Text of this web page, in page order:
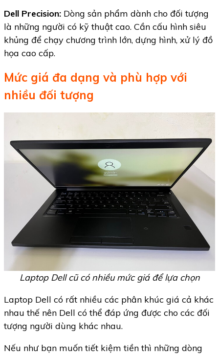
Dell Precision: Dòng sản phẩm dành cho đối tượng
là những người có kỹ thuật cao. Cần cấu hình siêu
khủng để chạy chương trình lớn, dựng hình, xử lý đồ
họa cao cấp.
Mức giá đa dạng và phù hợp với
nhiều đối tượng
Laptop Dell cũ có nhiều mức giá để lựa chọn
Laptop Dell có rất nhiều các phân khúc giá cả khác
nhau thế nên Dell có thể đáp ứng được cho các đối
tượng người dùng khác nhau.
Nếu như bạn muốn tiết kiệm tiền thì những dòng